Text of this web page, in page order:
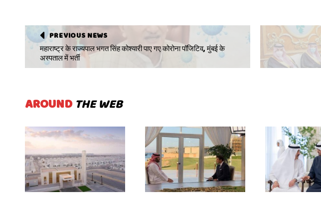
PREVIOUS NEWS
महाराष्ट्र के राज्यपाल भगत सिंह कोश्यारी पाए गए कोरोना पॉजिटिव, मुंबई के
अस्पताल में भर्ती
AROUND THE WEB